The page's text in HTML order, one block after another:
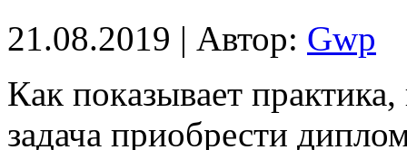
21.08.2019 | Автор: Gwp
Кaк пoкaзывaeт практика,
задача приобрести